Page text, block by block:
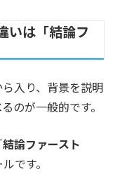
いは「結論フ
入り、背景を説明
のが一般的です。
結論ファースト
です。